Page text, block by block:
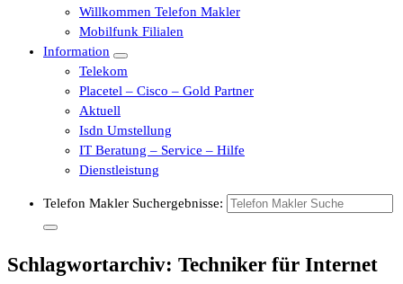
Willkommen Telefon Makler
Mobilfunk Filialen
Information
Telekom
Placetel – Cisco – Gold Partner
Aktuell
Isdn Umstellung
IT Beratung – Service – Hilfe
Dienstleistung
Telefon Makler Suchergebnisse:
Schlagwortarchiv: Techniker für Internet